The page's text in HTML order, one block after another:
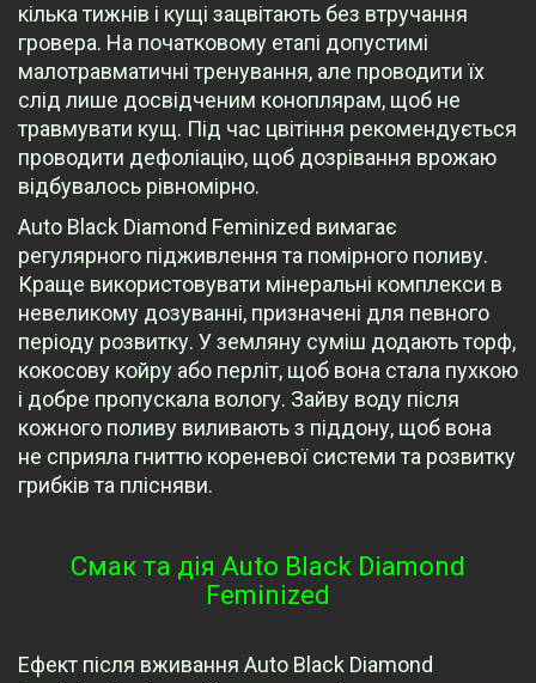
кілька тижнів і кущі зацвітають без втручання
гровера. На початковому етапі допустимі
малотравматичні тренування, але проводити їх
слід лише досвідченим коноплярам, щоб не
травмувати кущ. Під час цвітіння рекомендується
проводити дефоліацію, щоб дозрівання врожаю
відбувалось рівномірно.
Auto Black Diamond Feminized вимагає
регулярного підживлення та помірного поливу.
Краще використовувати мінеральні комплекси в
невеликому дозуванні, призначені для певного
періоду розвитку. У земляну суміш додають торф,
кокосову койру або перліт, щоб вона стала пухкою
і добре пропускала вологу. Зайву воду після
кожного поливу виливають з піддону, щоб вона
не сприяла гниттю кореневої системи та розвитку
грибків та плісняви.
Смак та дія Auto Black Diamond
Feminized
Ефект після вживання Auto Black Diamond